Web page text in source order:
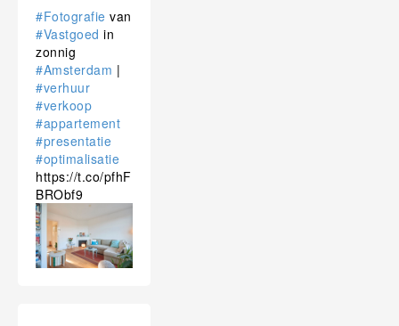
#Fotografie van
#Vastgoed in
zonnig
#Amsterdam |
#verhuur
#verkoop
#appartement
#presentatie
#optimalisatie
https://t.co/pfhF
BRObf9